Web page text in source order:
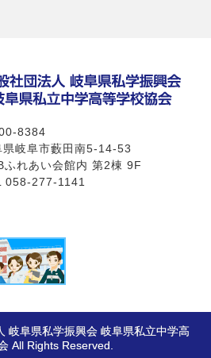
8384
県岐阜市藪田南5-14-53
ふれあい会館内 第2棟 9F
058-277-1141
岐阜県私学振興会 岐阜県私立中学高
All Rights Reserved.